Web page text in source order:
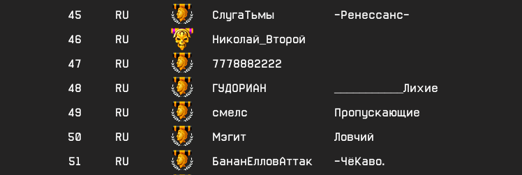
45
RU СлугаТьмы -Ренессанс-
46
RU Николай_Второй
47
RU 7778882222
48
RU ГУДОРИАН ___________Лихие
49
RU смелс Пропускающие
50
RU Мэгит Ловчий
51
RU БананЕлловАттак -ЧёКаво.